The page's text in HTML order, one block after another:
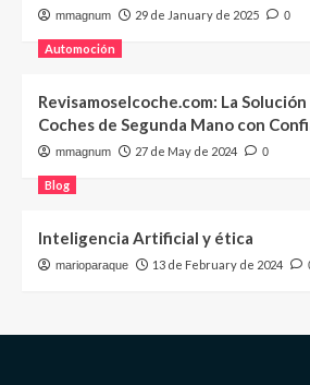
mmagnum 29 de January de 2025 0
Automoción
Revisamoselcoche.com: La
Coches de Segunda Mano con
mmagnum 27 de May de 2024 0
Blog
Inteligencia Artificial y ética
marioparaque 13 de February de 2024